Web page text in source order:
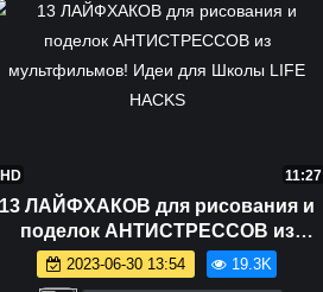
11:27
13 ЛАЙФХАКОВ для рисования и
поделок АНТИСТРЕССОВ из
мультфильмов! Идеи для Школы
LIFE HACKS
2023-06-30 13:54 19.3K